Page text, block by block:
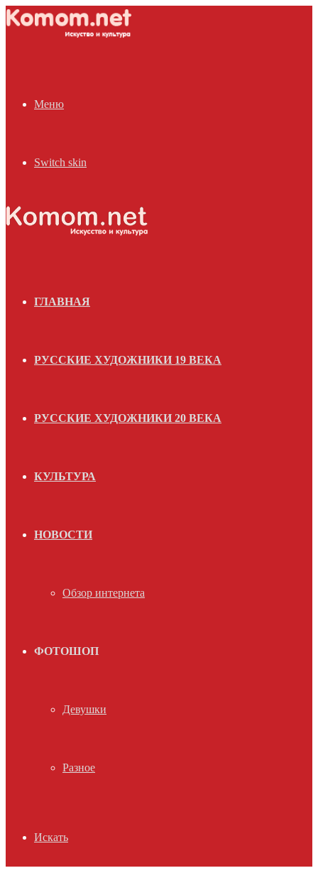
Меню
Switch skin
ГЛАВНАЯ
РУССКИЕ ХУДОЖНИКИ 19 ВЕКА
РУССКИЕ ХУДОЖНИКИ 20 ВЕКА
КУЛЬТУРА
НОВОСТИ
Обзор интернета
ФОТОШОП
Девушки
Разное
Искать